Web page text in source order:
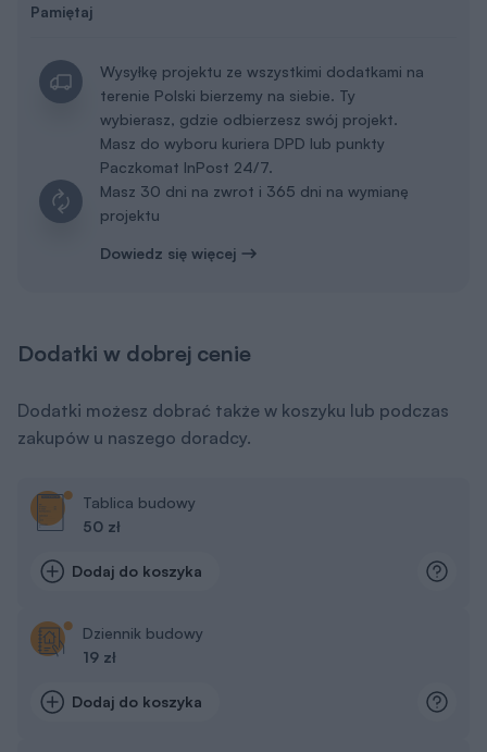
Pamiętaj
Wysyłkę projektu ze wszystkimi dodatkami na
terenie Polski bierzemy na siebie. Ty
wybierasz, gdzie odbierzesz swój projekt.
Masz do wyboru kuriera DPD lub punkty
Paczkomat InPost 24/7.
Masz 30 dni na zwrot i 365 dni na wymianę
projektu
Dowiedz się więcej
Dodatki w dobrej cenie
Dodatki możesz dobrać także w koszyku lub podczas
zakupów u naszego doradcy.
Tablica budowy
50 zł
Dodaj do koszyka
Dziennik budowy
19 zł
Dodaj do koszyka